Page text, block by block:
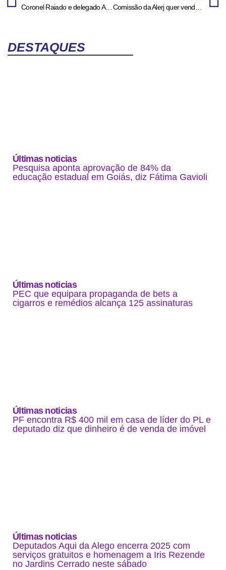
Coronel Raiado e delegado Alfama são transferidos após troca de acusações em público
DESTAQUES
Últimas noticias
Pesquisa aponta aprovação de 84% da
educação estadual em Goiás, diz Fátima Gavioli
Últimas noticias
PEC que equipara propaganda de bets a
cigarros e remédios alcança 125 assinaturas
Últimas noticias
PF encontra R$ 400 mil em casa de líder do PL e
deputado diz que dinheiro é de venda de imóvel
Últimas noticias
Deputados Aqui da Alego encerra 2025 com
serviços gratuitos e homenagem a Iris Rezende
no Jardins Cerrado neste sábado